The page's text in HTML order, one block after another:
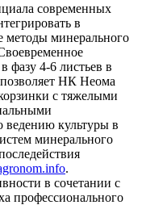
современных
в
методы минерального
фазу 4-6 листьев в
НК Неома
с тяжелыми
ведению культуры в
минерального
.
в сочетании с
профессионального